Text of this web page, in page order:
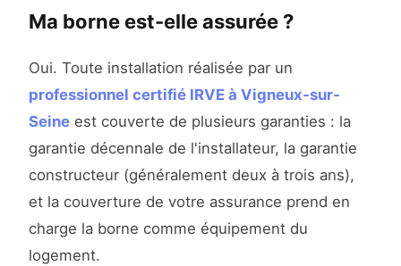
Ma borne est-elle assurée ?
Oui. Toute installation réalisée par un
professionnel certifié IRVE à Vigneux-sur-
Seine est couverte de plusieurs garanties : la
garantie décennale de l'installateur, la garantie
constructeur (généralement deux à trois ans),
et la couverture de votre assurance prend en
charge la borne comme équipement du
logement.